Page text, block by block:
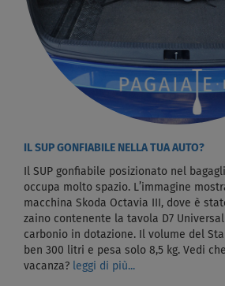
IL SUP GONFIABILE NELLA TUA AUTO?
Il SUP gonfiabile posizionato nel
occupa molto spazio. L’immagine
macchina Skoda Octavia III, dove è
zaino contenente la tavola D7
carbonio in dotazione. Il volume del
ben 300 litri e pesa solo 8,5 kg. Vedi
vacanza? leggi di più...